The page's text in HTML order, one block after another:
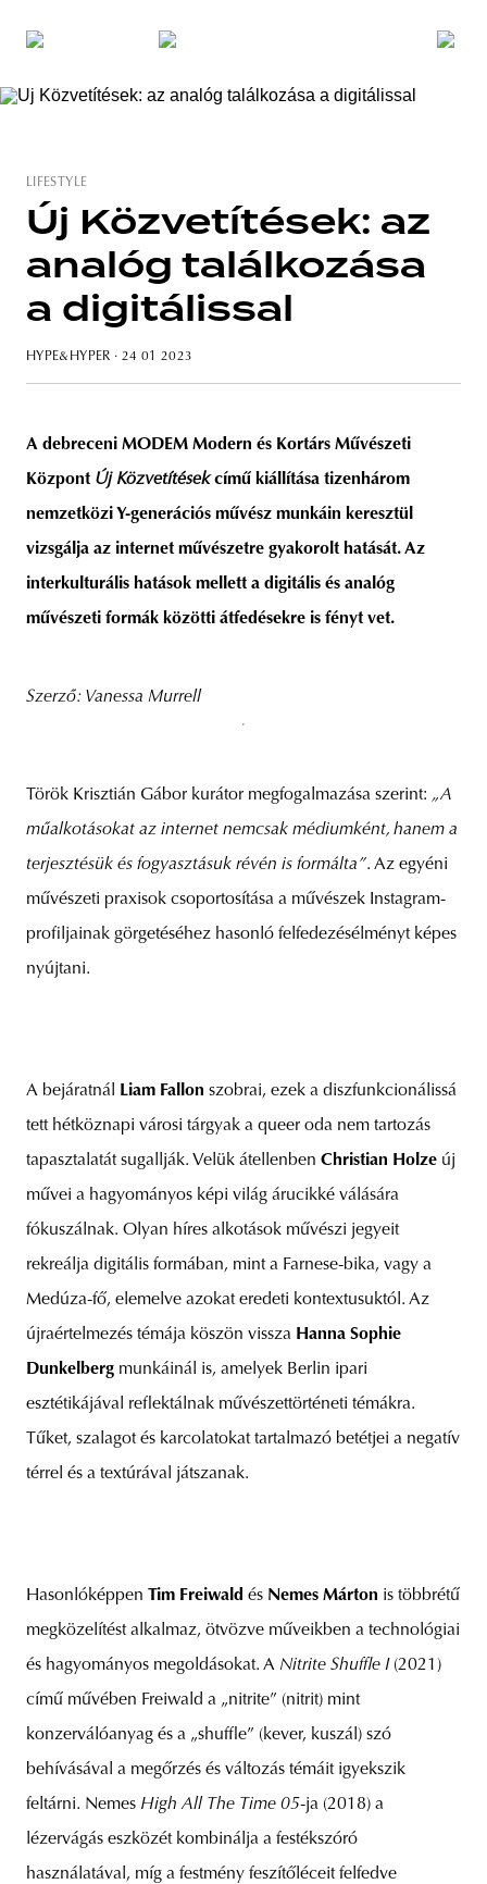
LIFESTYLE
Új Közvetítések: az
analóg találkozása
a digitálissal
HYPE&HYPER · 24 01 2023
A debreceni MODEM Modern és Kortárs Művészeti
Központ Új Közvetítésekcímű kiállítása tizenhárom
nemzetközi Y-generációs művész munkáin keresztül
vizsgálja az internet művészetre gyakorolt hatását. Az
interkulturális hatások mellett a digitális és analóg
művészeti formák közötti átfedésekre is fényt vet.
Szerző: Vanessa Murrell
Török Krisztián Gábor kurátor megfogalmazása szerint: „A
műalkotásokat az internet nemcsak médiumként, hanem a
terjesztésük és fogyasztásuk révén is formálta”. Az egyéni
művészeti praxisok csoportosítása a művészek Instagram-
profiljainak görgetéséhez hasonló felfedezésélményt képes
nyújtani.
A bejáratnál Liam Fallon szobrai, ezek a diszfunkcionálissá
tett hétköznapi városi tárgyak a queer oda nem tartozás
tapasztalatát sugallják. Velük átellenben Christian Holze új
művei a hagyományos képi világ árucikké válására
fókuszálnak. Olyan híres alkotások művészi jegyeit
rekreálja digitális formában, mint a Farnese-bika, vagy a
Medúza-fő, elemelve azokat eredeti kontextusuktól. Az
újraértelmezés témája köszön vissza Hanna Sophie
Dunkelberg munkáinál is, amelyek Berlin ipari
esztétikájával reflektálnak művészettörténeti témákra.
Tűket, szalagot és karcolatokat tartalmazó betétjei a negatív
térrel és a textúrával játszanak.
Hasonlóképpen Tim Freiwald és Nemes Márton is többrétű
megközelítést alkalmaz, ötvözve műveikben a technológiai
és hagyományos megoldásokat. A Nitrite Shuffle I (2021)
című művében Freiwald a „nitrite” (nitrit) mint
konzerválóanyag és a „shuffle” (kever, kuszál) szó
behívásával a megőrzés és változás témáit igyekszik
feltárni. Nemes High All The Time 05-ja (2018) a
lézervágás eszközét kombinálja a festékszóró
használatával, míg a festmény feszítőléceit felfedve